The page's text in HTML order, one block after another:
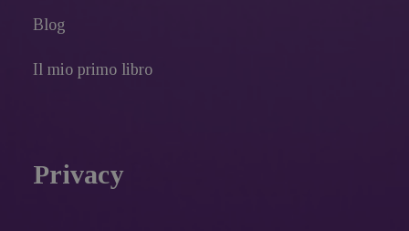
Blog
Il mio primo libro
Privacy